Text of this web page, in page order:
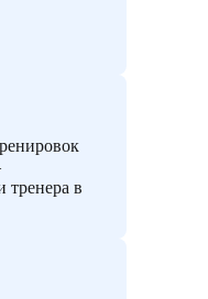
тренера в